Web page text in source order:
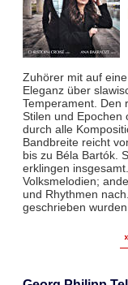
Zuhörer mit auf
Eleganz über
Temperament. Den
Stilen und Epochen
durch alle
Bandbreite reicht
bis zu Béla Bartók.
erklingen
Volksmelodien;
und Rhythmen
geschrieben